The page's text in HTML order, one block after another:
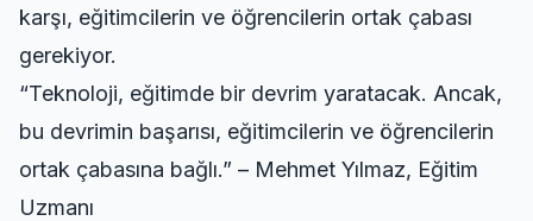
karşı, eğitimcilerin ve öğrencilerin ortak çabası
gerekiyor.
“Teknoloji, eğitimde bir devrim yaratacak. Ancak,
bu devrimin başarısı, eğitimcilerin ve öğrencilerin
ortak çabasına bağlı.” – Mehmet Yılmaz, Eğitim
Uzmanı